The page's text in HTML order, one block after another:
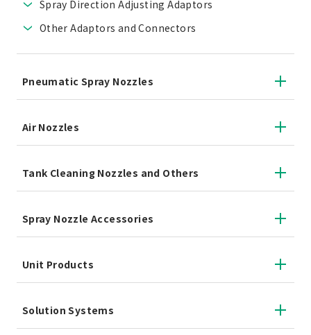
Spray Direction Adjusting Adaptors
Other Adaptors and Connectors
Pneumatic Spray Nozzles
Air Nozzles
Tank Cleaning Nozzles and Others
Spray Nozzle Accessories
Unit Products
Solution Systems